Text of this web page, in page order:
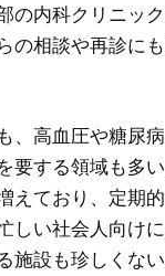
の内科クリニッ
の相談や再診に
、高血圧や糖尿
要する領域も多
えており、定期
しい社会人向け
施設も珍しくな